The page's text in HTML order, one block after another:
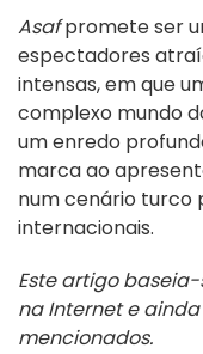
Asafpromete ser
espectadores
intensas, em que
complexo mundo
um enredo
marca ao
num cenário turco
internacionais.
Este artigo
na Internet e
mencionados.